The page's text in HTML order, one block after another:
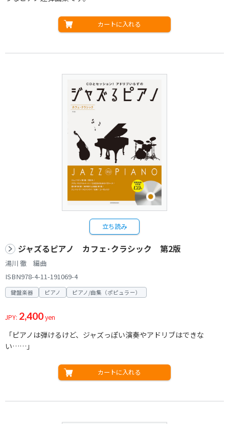
カートに入れる
立ち読み
ジャズるピアノ カフェ･クラシック 第2版
湯川 徹 編曲
ISBN978-4-11-191069-4
鍵盤楽器 ピアノ ピアノ/曲集（ポピュラー）
JPY: 2,400yen
「ピアノは弾けるけど、ジャズっぽい演奏やアドリブはできな
い……」
カートに入れる